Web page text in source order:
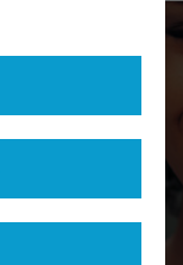
allows